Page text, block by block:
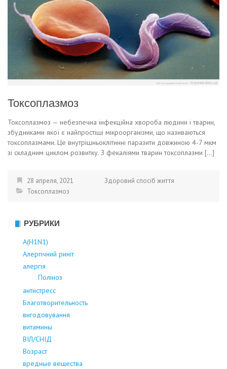
Токсоплазмоз
Токсоплазмоз — небезпечна інфекційна хвороба людини і тварин,
збудниками якої є найпростіші мікроорганізми, що називаються
токсоплазмами. Це внутрішньоклітинні паразити довжиною 4-7 мкм
зі складним циклом розвитку. З фекаліями тварин токсоплазми […]
28 апреля, 2021
Здоровий спосіб життя
Токсоплазмоз
РУБРИКИ
А(Н1N1)
Алергічний риніт
алергія
Поліноз
антистресс
Благотворительность
вигодовування
витамины
ВІЛ/СНІД
Возраст
вредные вещества